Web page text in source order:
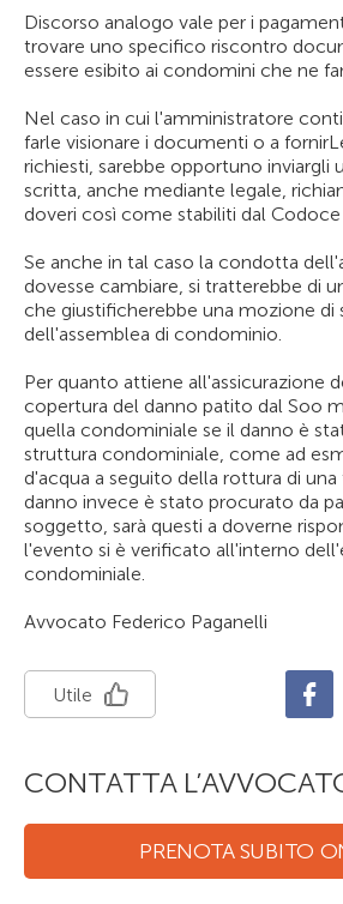
Discorso analogo vale per i
trovare uno specifico riscontro
essere esibito ai condomini che ne
Nel caso in cui l'amministratore
farle visionare i documenti o a
richiesti, sarebbe opportuno inviargli
scritta, anche mediante legale,
doveri così come stabiliti dal Codoce
Se anche in tal caso la condotta
dovesse cambiare, si tratterebbe di
che giustificherebbe una mozione di
dell'assemblea di condominio.
Per quanto attiene all'assicurazione
copertura del danno patito dal Soo
quella condominiale se il danno è
struttura condominiale, come ad
d'acqua a seguito della rottura di una
danno invece è stato procurato da
soggetto, sarà questi a doverne
l'evento si è verificato all'interno
condominiale.
Avvocato Federico Paganelli
Utile
CONTATTA
PRENOTA SUBITO